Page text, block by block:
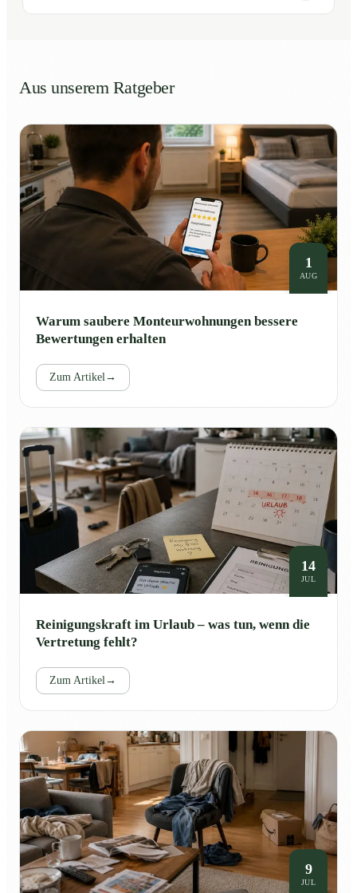
Aus unserem Ratgeber
1
AUG
Warum saubere Monteurwohnungen bessere
Bewertungen erhalten
Zum Artikel →
14
JUL
Reinigungskraft im Urlaub – was tun, wenn die
Vertretung fehlt?
Zum Artikel →
9
JUL